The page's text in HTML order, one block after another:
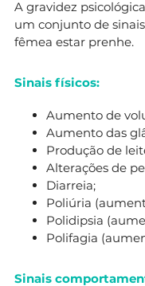
A gravidez
um conjunto de
fêmea estar prenhe.
Sinais físicos:
Aumento de
Aumento das
Produção de
Alterações de
Diarreia;
Poliúria
Polidipsia
Polifagia
Sinais